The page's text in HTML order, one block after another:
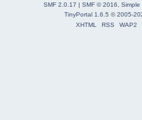
SMF 2.0.17 | SMF © 2016, Simple
TinyPortal 1.6.5 ©2005-
XHTML
RSS WAP2